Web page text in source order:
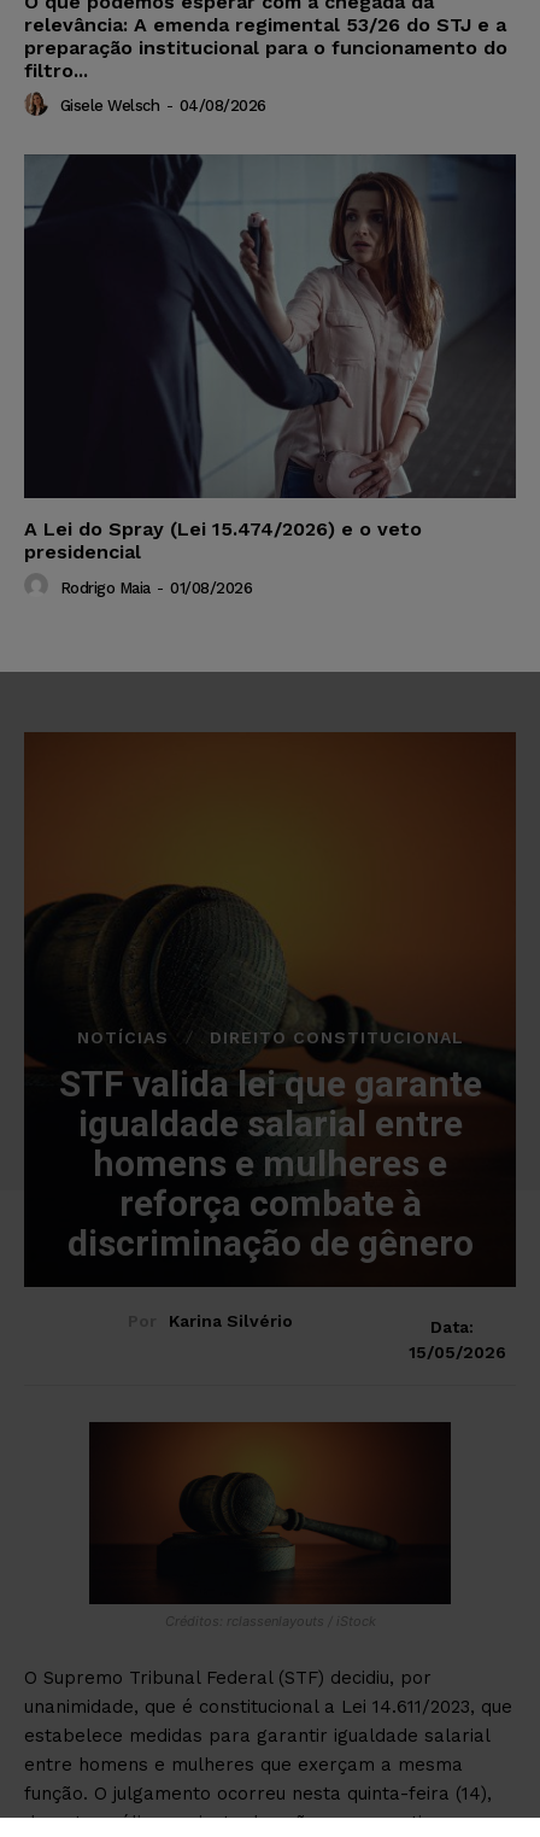
relevância: A emenda regimental 53/26 do STJ e a
preparação institucional para o funcionamento do
filtro...
Gisele Welsch - 04/08/2026
A Lei do Spray (Lei 15.474/2026) e o veto
presidencial
Rodrigo Maia - 01/08/2026